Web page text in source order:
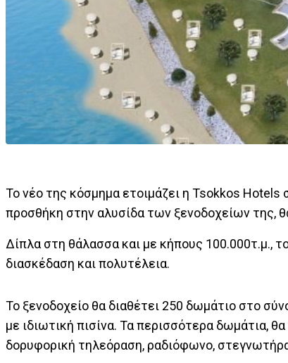
Το νέο της κόσμημα ετοιμάζει η Tsokkos
προσθήκη στην αλυσίδα των ξενοδοχείων της,
Δίπλα στη θάλασσα και με κήπους 100.000τ.μ.,
διασκέδαση και πολυτέλεια.
Το ξενοδοχείο θα διαθέτει 250 δωμάτιο στο
με ιδιωτική πισίνα. Τα περισσότερα δωμάτια,
δορυφορική τηλεόραση, ραδιόφωνο,